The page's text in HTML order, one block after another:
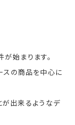
始まります。
スの商品を中心に
が出来るようなデ